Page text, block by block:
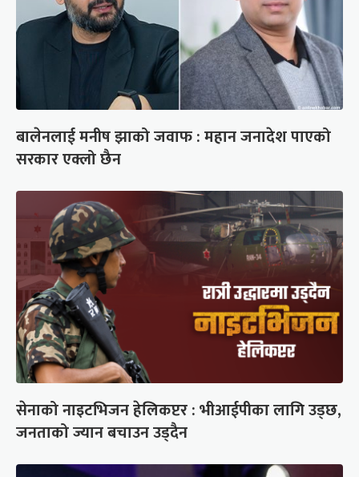
बालेनलाई मनीष झाको जवाफ : महान जनादेश पाएको
सरकार एक्लो छैन
सेनाको नाइटभिजन हेलिकप्टर : भीआईपीका लागि उड्छ,
जनताको ज्यान बचाउन उड्दैन